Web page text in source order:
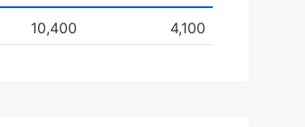
10,400 4,100